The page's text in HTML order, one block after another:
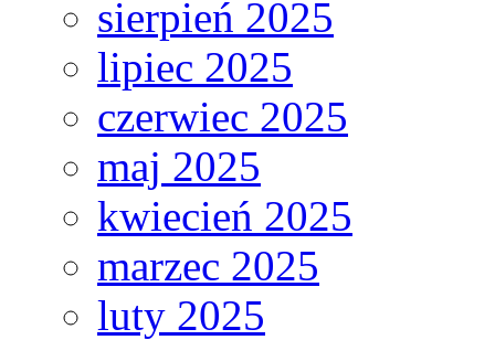
sierpień 2025
lipiec 2025
czerwiec 2025
maj 2025
kwiecień 2025
marzec 2025
luty 2025